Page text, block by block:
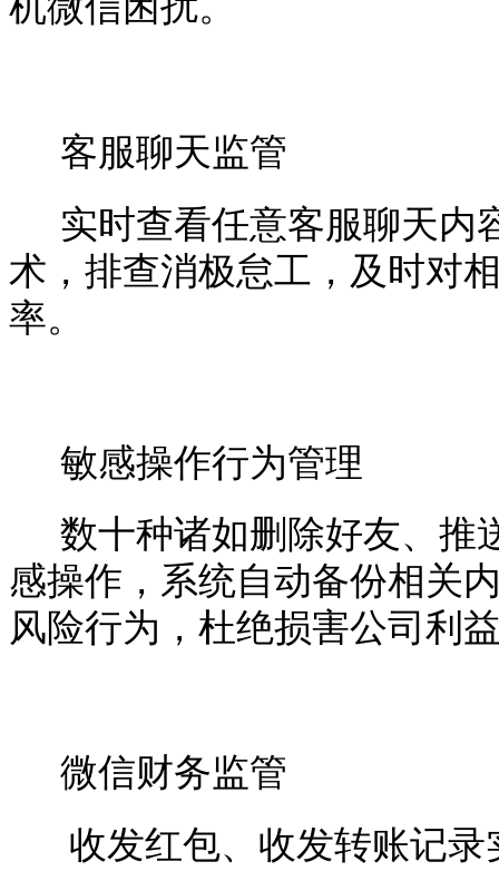
客服聊天监管
实时查看任意客服聊天内
术，排查消极怠工，及时对
率。
敏感操作行为管理
数十种诸如删除好友、推
感操作，系统自动备份相关
风险行为，杜绝损害公司利
微信财务监管
收发红包、收发转账记